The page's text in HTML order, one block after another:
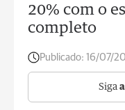
20% com o
completo
Publicado: 16/07/
Siga